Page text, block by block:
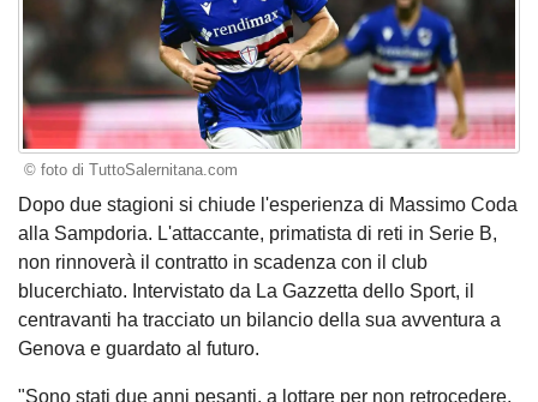
© foto di TuttoSalernitana.com
Dopo due stagioni si chiude l'esperienza di Massimo Coda
alla Sampdoria. L'attaccante, primatista di reti in Serie B,
non rinnoverà il contratto in scadenza con il club
blucerchiato. Intervistato da La Gazzetta dello Sport, il
centravanti ha tracciato un bilancio della sua avventura a
Genova e guardato al futuro.
"Sono stati due anni pesanti, a lottare per non retrocedere,